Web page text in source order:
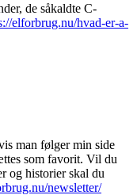
de såkaldte C-
elforbrug.nu/hvad-er-a-
man følger min side
som favorit. Vil du
og historier skal du
newsletter/